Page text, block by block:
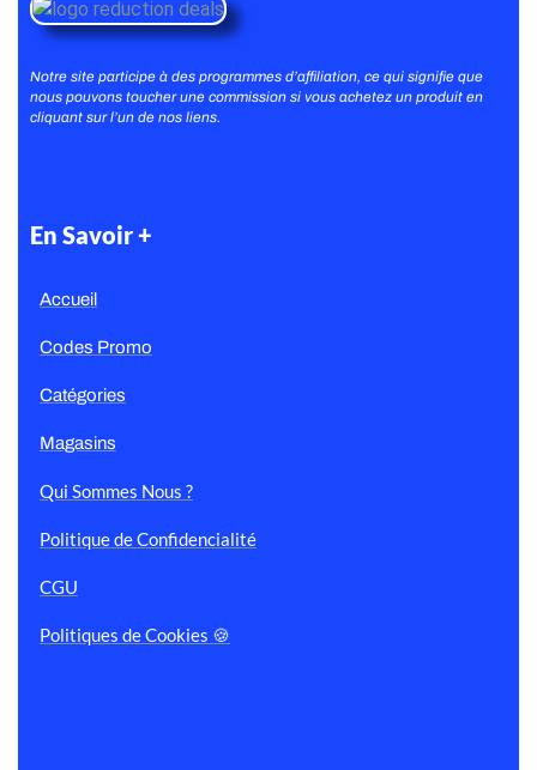
Notre site participe à des programmes d’affiliation, ce qui signifie que
nous pouvons toucher une commission si vous achetez un produit en
cliquant sur l’un de nos liens.
En Savoir +
Accueil
Codes Promo
Catégories
Magasins
Qui Sommes Nous ?
Politique de Confidencialité
CGU
Politiques de Cookies 🍪